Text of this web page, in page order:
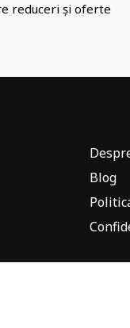
reduceri și oferte
Blog